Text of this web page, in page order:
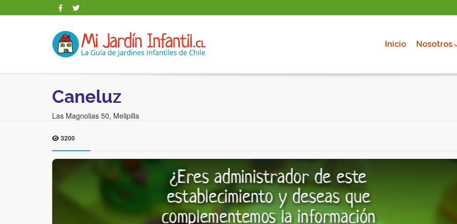
Inicio Nosotros
Caneluz
Las Magnolias 50, Melipilla
3200